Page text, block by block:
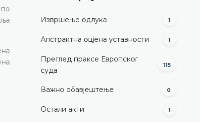
Извршење одлука 1
Апстрактна оцјена уставности 1
Преглед праксе Европског
суда
115
Важно обавјештење 0
Остали акти 1